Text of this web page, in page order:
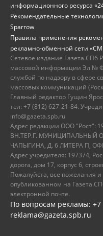
информационного ресурса
Рекомендательные
Sparrow
Правила применения
рекламно-обменной сети
Сетевое издание Газета.СПб
массовой информации Эл №
службой по надзору в сфере
массовых коммуникаций
Главный редактор Гущин
тел: +7 (812) 627-21-84.
info@gazeta.spb.ru
Адрес редакции ООО "Рост":
ВН.ТЕР.Г. МУНИЦИПАЛЬНЫЙ
ЧАПЫГИНА, Д. 6 ЛИТЕРА П,
Адрес учредителя: 197374,
дорога, дом 17, корпус 6,
Пожалуйста, все пожелания и
опубликованном на
электронной почте.
По вопросам рекламы: +7
reklama@gazeta.spb.ru